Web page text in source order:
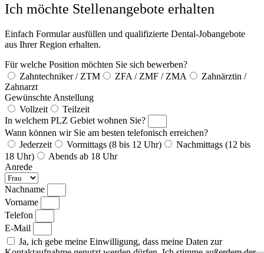
Ich möchte Stellenangebote erhalten
Einfach Formular ausfüllen und qualifizierte Dental-Jobangebote
aus Ihrer Region erhalten.
Für welche Position möchten Sie sich bewerben?
Zahntechniker / ZTM
ZFA / ZMF / ZMA
Zahnärztin /
Zahnarzt
Gewünschte Anstellung
Vollzeit
Teilzeit
In welchem PLZ Gebiet wohnen Sie?
Wann können wir Sie am besten telefonisch erreichen?
Jederzeit
Vormittags (8 bis 12 Uhr)
Nachmittags (12 bis
18 Uhr)
Abends ab 18 Uhr
Anrede
Nachname
Vorname
Telefon
E-Mail
Ja, ich gebe meine Einwilligung, dass meine Daten zur